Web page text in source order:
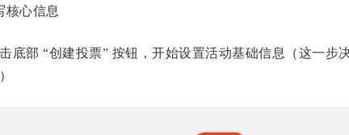
核心信息
底部 “创建投票” 按钮，开始设置活动基础信息（这一步